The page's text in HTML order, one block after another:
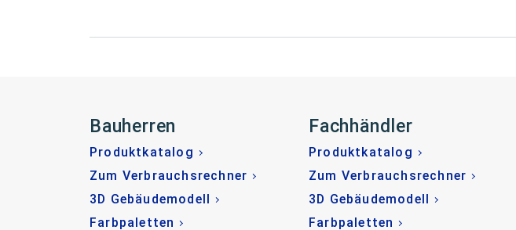
Bauherren
Produktkatalog
Zum Verbrauchsrechner
3D Gebäudemodell
Farbpaletten
Fachhändler
Produktkatalog
Zum Verbrauchsrechner
3D Gebäudemodell
Farbpaletten